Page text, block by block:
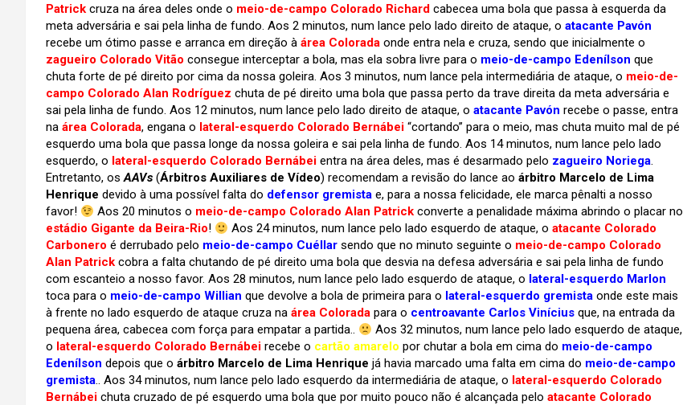
Patrick cruza na área deles onde o meio-de-campo Colorado Richard cabecea uma bola que passa à esquerda da
meta adversária e sai pela linha de fundo. Aos 2 minutos, num lance pelo lado direito de ataque, o atacante Pavón
recebe um ótimo passe e arranca em direção à área Colorada onde entra nela e cruza, sendo que inicialmente o
zagueiro Colorado Vitão consegue interceptar a bola, mas ela sobra livre para o meio-de-campo Edenílson que
chuta forte de pé direito por cima da nossa goleira. Aos 3 minutos, num lance pela intermediária de ataque, o meio-de-
campo Colorado Alan Rodríguez chuta de pé direito uma bola que passa perto da trave direita da meta adversária e
sai pela linha de fundo. Aos 12 minutos, num lance pelo lado direito de ataque, o atacante Pavón recebe o passe, entra
na área Colorada, engana o lateral-esquerdo Colorado Bernábei “cortando” para o meio, mas chuta muito mal de pé
esquerdo uma bola que passa longe da nossa goleira e sai pela linha de fundo. Aos 14 minutos, num lance pelo lado
esquerdo, o lateral-esquerdo Colorado Bernábei entra na área deles, mas é desarmado pelo zagueiro Noriega.
Entretanto, osAAVs (Árbitros Auxiliares de Vídeo) recomendam a revisão do lance ao árbitro Marcelo de Lima
Henrique devido à uma possível falta do defensor gremista e, para a nossa felicidade, ele marca pênalti a nosso
favor!
Aos 20 minutos o meio-de-campo Colorado Alan Patrick converte a penalidade máxima abrindo o placar no
estádio Gigante da Beira-Rio! Aos 24 minutos, num lance pelo lado esquerdo de ataque, oatacante Colorado
Carbonero é derrubado pelo meio-de-campo Cuéllar sendo que no minuto seguinte o meio-de-campo Colorado
Alan Patrick cobra a falta chutando de pé direito uma bola que desvia na defesa adversária e sai pela linha de fundo
com escanteio a nosso favor. Aos 28 minutos, num lance pelo lado esquerdo de ataque, o lateral-esquerdo Marlon
toca para o meio-de-campo Willian que devolve a bola de primeira para o lateral-esquerdo gremista onde este mais
à frente no lado esquerdo de ataque cruza na área Colorada para o centroavante Carlos Vinícius que, na entrada da
pequena área, cabecea com força para empatar a partida..
Aos 32 minutos, num lance pelo lado esquerdo de ataque,
o lateral-esquerdo Colorado Bernábei recebe o cartão amarelo por chutar a bola em cima do meio-de-campo
Edenílson depois que o árbitro Marcelo de Lima Henrique já havia marcado uma falta em cima do meio-de-campo
gremista.. Aos 34 minutos, num lance pelo lado esquerdo da intermediária de ataque, o lateral-esquerdo Colorado
Bernábei chuta cruzado de pé esquerdo uma bola que por muito pouco não é alcançada pelo atacante Colorado